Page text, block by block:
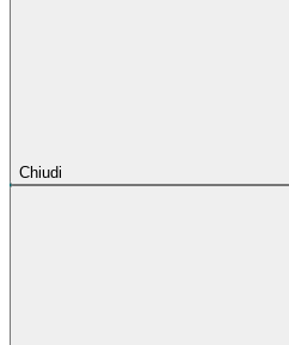
Chiudi